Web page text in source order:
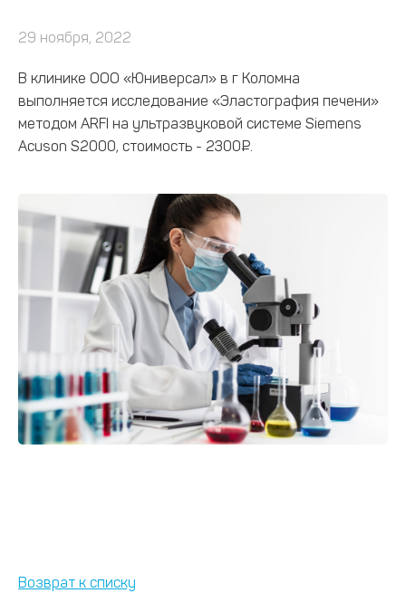
29 ноября, 2022
В клинике ООО «Юниверсал» в г Коломна
выполняется исследование «Эластография печени»
методом ARFI на ультразвуковой системе Siemens
Acuson S2000, стоимость - 2300₽.
Возврат к списку